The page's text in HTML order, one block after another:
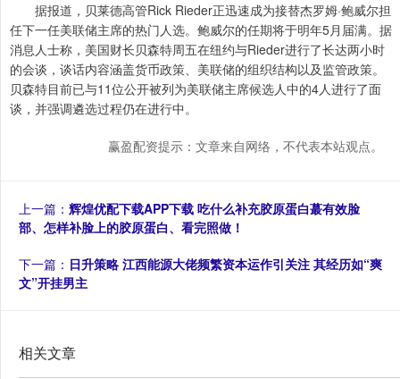
据报道，贝莱德高管Rick Rieder正迅速成为接替杰罗姆·鲍威尔担
任下一任美联储主席的热门人选。鲍威尔的任期将于明年5月届满。据
消息人士称，美国财长贝森特周五在纽约与Rieder进行了长达两小时
的会谈，谈话内容涵盖货币政策、美联储的组织结构以及监管政策。
贝森特目前已与11位公开被列为美联储主席候选人中的4人进行了面
谈，并强调遴选过程仍在进行中。
赢盈配资提示：文章来自网络，不代表本站观点。
上一篇： 辉煌优配下载APP下载 吃什么补充胶原蛋白蕞有效脸
部、怎样补脸上的胶原蛋白、看完照做！
下一篇： 日升策略 江西能源大佬频繁资本运作引关注 其经历如“爽
文”开挂男主
相关文章